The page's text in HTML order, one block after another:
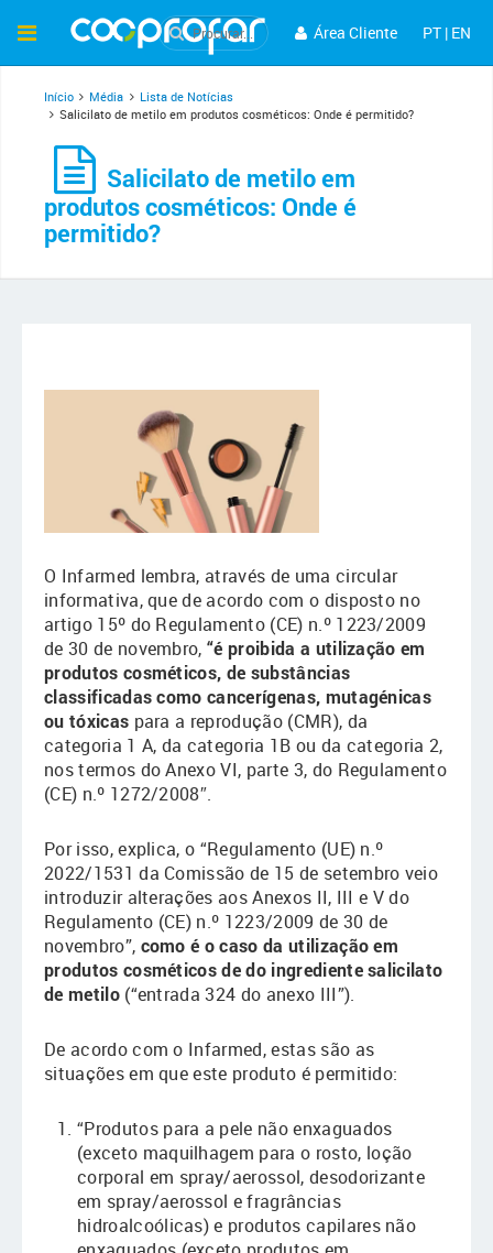
Área Cliente PT | EN
Início Média
Lista de Notícias
Salicilato de metilo em produtos cosméticos: Onde é permitido?
Salicilato de metilo em
produtos cosméticos: Onde é
permitido?
O Infarmed lembra, através de uma circular
informativa, que de acordo com o disposto no
artigo 15º do Regulamento (CE) n.º 1223/2009
de 30 de novembro,“é proibida a utilização em
produtos cosméticos, de substâncias
classificadas como cancerígenas, mutagénicas
ou tóxicas para a reprodução (CMR), da
categoria 1 A, da categoria 1B ou da categoria 2,
nos termos do Anexo VI, parte 3, do Regulamento
(CE) n.º 1272/2008″.
Por isso, explica, o “Regulamento (UE) n.º
2022/1531 da Comissão de 15 de setembro veio
introduzir alterações aos Anexos II, III e V do
Regulamento (CE) n.º 1223/2009 de 30 de
novembro”, como é o caso da utilização em
produtos cosméticos de do ingrediente salicilato
de metilo(“entrada 324 do anexo III”).
De acordo com o Infarmed, estas são as
situações em que este produto é permitido:
“Produtos para a pele não enxaguados
(exceto maquilhagem para o rosto, loção
corporal em spray/aerossol, desodorizante
em spray/aerossol e fragrâncias
hidroalcoólicas) e produtos capilares não